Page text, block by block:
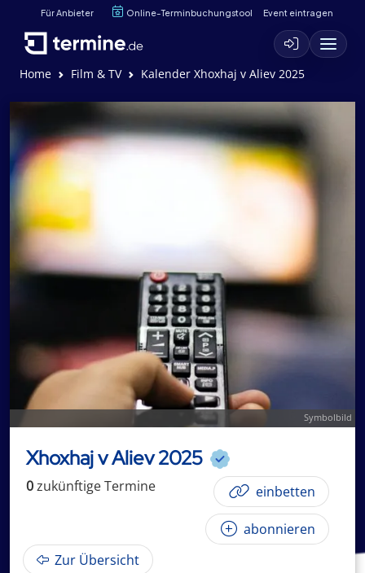
Für Anbieter Online-Terminbuchungstool Event eintragen
Home Film & TV Kalender Xhoxhaj v Aliev 2025
Symbolbild
Xhoxhaj v Aliev 2025
0zukünftigeTermine einbetten
abonnieren
Zur Übersicht